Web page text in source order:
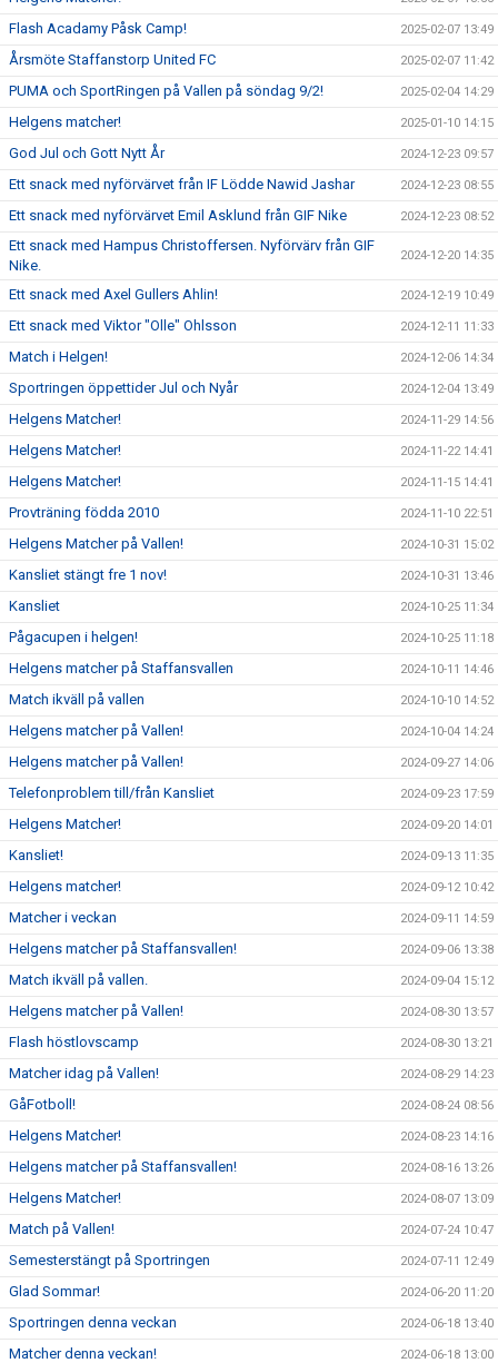
Flash Acadamy Påsk Camp! 2025-02-07 13:49
Årsmöte Staffanstorp United FC 2025-02-07 11:42
PUMA och SportRingen på Vallen på söndag 9/2! 2025-02-04 14:29
Helgens matcher! 2025-01-10 14:15
God Jul och Gott Nytt År 2024-12-23 09:57
Ett snack med nyförvärvet från IF Lödde Nawid Jashar 2024-12-23 08:55
Ett snack med nyförvärvet Emil Asklund från GIF Nike 2024-12-23 08:52
Ett snack med Hampus Christoffersen. Nyförvärv från GIF
Nike.
2024-12-20 14:35
Ett snack med Axel Gullers Ahlin! 2024-12-19 10:49
Ett snack med Viktor "Olle" Ohlsson 2024-12-11 11:33
Match i Helgen! 2024-12-06 14:34
Sportringen öppettider Jul och Nyår 2024-12-04 13:49
Helgens Matcher! 2024-11-29 14:56
Helgens Matcher! 2024-11-22 14:41
Helgens Matcher! 2024-11-15 14:41
Provträning födda 2010 2024-11-10 22:51
Helgens Matcher på Vallen! 2024-10-31 15:02
Kansliet stängt fre 1 nov! 2024-10-31 13:46
Kansliet 2024-10-25 11:34
Pågacupen i helgen! 2024-10-25 11:18
Helgens matcher på Staffansvallen 2024-10-11 14:46
Match ikväll på vallen 2024-10-10 14:52
Helgens matcher på Vallen! 2024-10-04 14:24
Helgens matcher på Vallen! 2024-09-27 14:06
Telefonproblem till/från Kansliet 2024-09-23 17:59
Helgens Matcher! 2024-09-20 14:01
Kansliet! 2024-09-13 11:35
Helgens matcher! 2024-09-12 10:42
Matcher i veckan 2024-09-11 14:59
Helgens matcher på Staffansvallen! 2024-09-06 13:38
Match ikväll på vallen. 2024-09-04 15:12
Helgens matcher på Vallen! 2024-08-30 13:57
Flash höstlovscamp 2024-08-30 13:21
Matcher idag på Vallen! 2024-08-29 14:23
GåFotboll! 2024-08-24 08:56
Helgens Matcher! 2024-08-23 14:16
Helgens matcher på Staffansvallen! 2024-08-16 13:26
Helgens Matcher! 2024-08-07 13:09
Match på Vallen! 2024-07-24 10:47
Semesterstängt på Sportringen 2024-07-11 12:49
Glad Sommar! 2024-06-20 11:20
Sportringen denna veckan 2024-06-18 13:40
Matcher denna veckan! 2024-06-18 13:00